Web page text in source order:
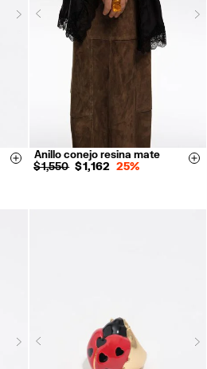
Next
Size & Add
Previous
Anillo conejo resina mate
$ 1,550 $ 1,162 25%
Next